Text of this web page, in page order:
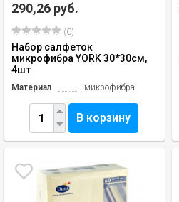
290,26 руб.
(0)
Набор салфеток
микрофибра YORK 30*30см,
4шт
Материал микрофибра
В корзину